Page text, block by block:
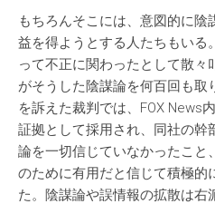
もちろんそこには、意図的に陰
益を得ようとする人たちもいる
って不正に関わったとして散々
がそうした陰謀論を何百回も取
を訴えた裁判では、FOX News
証拠として採用され、同社の幹
論を一切信じていなかったこと
のために有用だと信じて積極的
た。陰謀論や誤情報の拡散は右